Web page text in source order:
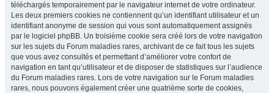
téléchargés temporairement par le navigateur internet de votre ordinateur.
Les deux premiers cookies ne contiennent qu’un identifiant utilisateur et un
identifiant anonyme de session qui vous sont automatiquement assignés
par le logiciel phpBB. Un troisième cookie sera créé lors de votre navigation
sur les sujets du Forum maladies rares, archivant de ce fait tous les sujets
que vous avez consultés et permettant d’améliorer votre confort de
navigation en tant qu’utilisateur et de disposer de statistiques sur l’audience
du Forum maladies rares. Lors de votre navigation sur le Forum maladies
rares, nous pouvons également créer une quatrième sorte de cookies,